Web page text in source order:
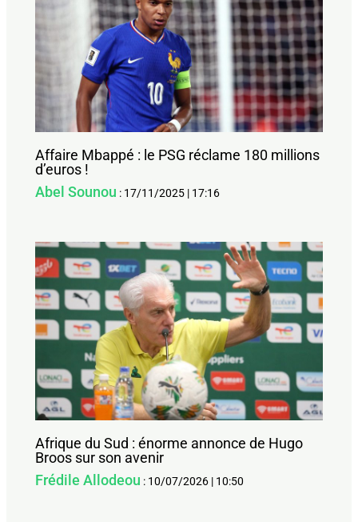
Affaire Mbappé : le PSG réclame 180 millions
d’euros !
Abel Sounou : 17/11/2025 | 17:16
Afrique du Sud : énorme annonce de Hugo
Broos sur son avenir
Frédile Allodeou : 10/07/2026 | 10:50